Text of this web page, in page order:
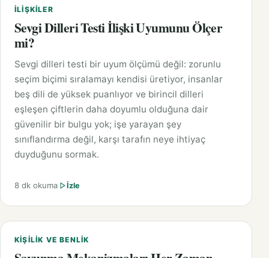
İLIŞKILER
Sevgi Dilleri Testi İlişki Uyumunu Ölçer
mi?
Sevgi dilleri testi bir uyum ölçümü değil: zorunlu
seçim biçimi sıralamayı kendisi üretiyor, insanlar
beş dili de yüksek puanlıyor ve birincil dilleri
eşleşen çiftlerin daha doyumlu olduğuna dair
güvenilir bir bulgu yok; işe yarayan şey
sınıflandırma değil, karşı tarafın neye ihtiyaç
duyduğunu sormak.
8 dk okuma İzle
KIŞILIK VE BENLIK